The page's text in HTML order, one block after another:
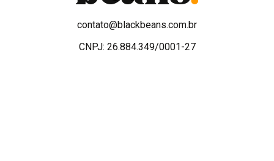
contato@blackbeans.com.br
CNPJ: 26.884.349/0001-27